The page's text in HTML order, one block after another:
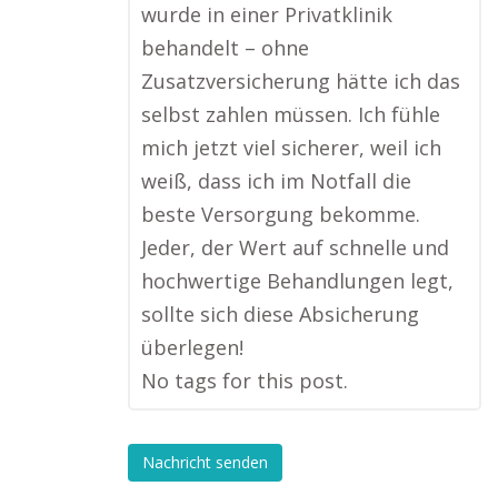
wurde in einer Privatklinik
behandelt – ohne
Zusatzversicherung hätte ich das
selbst zahlen müssen. Ich fühle
mich jetzt viel sicherer, weil ich
weiß, dass ich im Notfall die
beste Versorgung bekomme.
Jeder, der Wert auf schnelle und
hochwertige Behandlungen legt,
sollte sich diese Absicherung
überlegen!
No tags for this post.
Nachricht senden